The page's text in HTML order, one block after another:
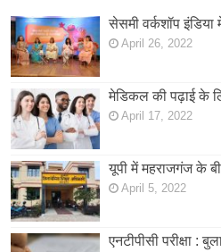
सेसमी वर्कशॉप
April 26, 2022
मेडिकल की पढ़ाई के
April 17, 2022
यूपी में महराजगंज के
April 5, 2022
एनटीपीसी परीक्षा :